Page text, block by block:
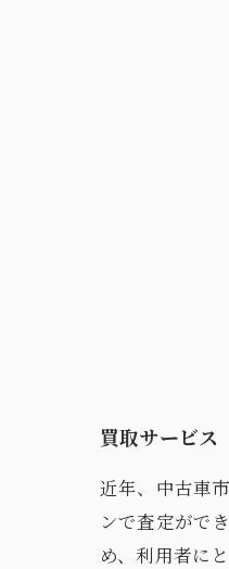
買取サービス
近年、中古車
ンで査定がで
め、利用者に